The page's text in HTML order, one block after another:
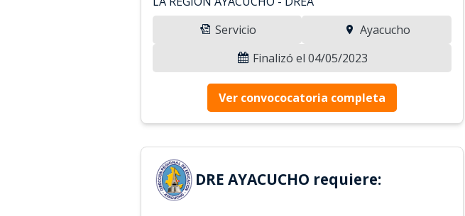
Servicio
Ayacucho
Finalizó el 04/05/2023
Ver convococatoria completa
DRE AYACUCHO requiere: